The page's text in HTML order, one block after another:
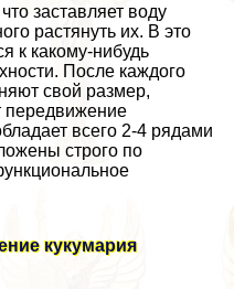
заставляет воду
растянуть их. В это
к какому-нибудь
После каждого
свой размер,
передвижение
всего 2-4 рядами
строго по
кукумария